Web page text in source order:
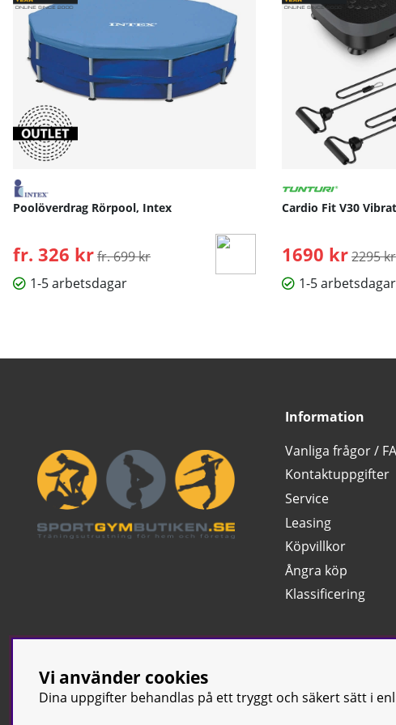
Poolöverdrag Rörpool, Intex
fr. 326 krOrdinarie pris:
fr. 699 kr
1-5 arbetsdagar
Cardio Fit V30
1690 kr2295 kr
1-5 arbetsdagar
Information
Vanliga frågor /
Kontaktuppgifter
Service
Leasing
Köpvillkor
Ångra köp
Klassificering
© Sport & Gym Butiken
Vi använder cookies
Dina uppgifter behandlas på ett tryggt och säkert sätt i